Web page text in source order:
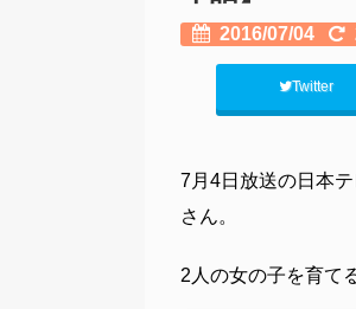
2016/07/04
Twitter
7月4日放送の日本
さん。
2人の女の子を育て